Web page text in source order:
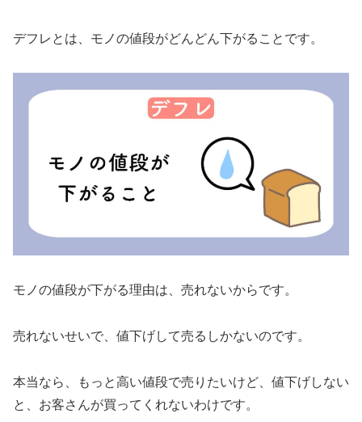
デフレとは、モノの値段がどんどん下がることです。
モノの値段が下がる理由は、売れないからです。
売れないせいで、値下げして売るしかないのです。
本当なら、もっと高い値段で売りたいけど、値下げしない
と、お客さんが買ってくれないわけです。